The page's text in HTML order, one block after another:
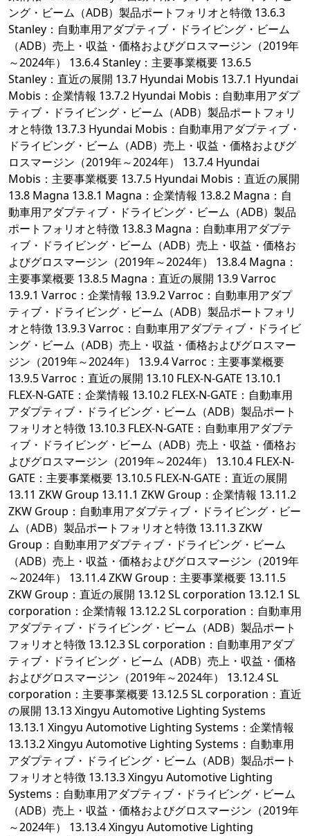
ング・ビーム（ADB）製品ポートフォリオと特徴 13.6.3
Stanley：自動車用アダプティブ・ドライビング・ビーム
（ADB）売上・収益・価格およびグロスマージン（2019年
～2024年） 13.6.4 Stanley：主要事業概要 13.6.5
Stanley：直近の展開 13.7 Hyundai Mobis 13.7.1 Hyundai
Mobis：企業情報 13.7.2 Hyundai Mobis：自動車用アダプ
ティブ・ドライビング・ビーム（ADB）製品ポートフォリ
オと特徴 13.7.3 Hyundai Mobis：自動車用アダプティブ・
ドライビング・ビーム（ADB）売上・収益・価格およびグ
ロスマージン（2019年～2024年） 13.7.4 Hyundai
Mobis：主要事業概要 13.7.5 Hyundai Mobis：直近の展開
13.8 Magna 13.8.1 Magna：企業情報 13.8.2 Magna：自
動車用アダプティブ・ドライビング・ビーム（ADB）製品
ポートフォリオと特徴 13.8.3 Magna：自動車用アダプテ
ィブ・ドライビング・ビーム（ADB）売上・収益・価格お
よびグロスマージン（2019年～2024年） 13.8.4 Magna：
主要事業概要 13.8.5 Magna：直近の展開 13.9 Varroc
13.9.1 Varroc：企業情報 13.9.2 Varroc：自動車用アダプ
ティブ・ドライビング・ビーム（ADB）製品ポートフォリ
オと特徴 13.9.3 Varroc：自動車用アダプティブ・ドライビ
ング・ビーム（ADB）売上・収益・価格およびグロスマー
ジン（2019年～2024年） 13.9.4 Varroc：主要事業概要
13.9.5 Varroc：直近の展開 13.10 FLEX-N-GATE 13.10.1
FLEX-N-GATE：企業情報 13.10.2 FLEX-N-GATE：自動車用
アダプティブ・ドライビング・ビーム（ADB）製品ポート
フォリオと特徴 13.10.3 FLEX-N-GATE：自動車用アダプテ
ィブ・ドライビング・ビーム（ADB）売上・収益・価格お
よびグロスマージン（2019年～2024年） 13.10.4 FLEX-N-
GATE：主要事業概要 13.10.5 FLEX-N-GATE：直近の展開
13.11 ZKW Group 13.11.1 ZKW Group：企業情報 13.11.2
ZKW Group：自動車用アダプティブ・ドライビング・ビー
ム（ADB）製品ポートフォリオと特徴 13.11.3 ZKW
Group：自動車用アダプティブ・ドライビング・ビーム
（ADB）売上・収益・価格およびグロスマージン（2019年
～2024年） 13.11.4 ZKW Group：主要事業概要 13.11.5
ZKW Group：直近の展開 13.12 SL corporation 13.12.1 SL
corporation：企業情報 13.12.2 SL corporation：自動車用
アダプティブ・ドライビング・ビーム（ADB）製品ポート
フォリオと特徴 13.12.3 SL corporation：自動車用アダプ
ティブ・ドライビング・ビーム（ADB）売上・収益・価格
およびグロスマージン（2019年～2024年） 13.12.4 SL
corporation：主要事業概要 13.12.5 SL corporation：直近
の展開 13.13 Xingyu Automotive Lighting Systems
13.13.1 Xingyu Automotive Lighting Systems：企業情報
13.13.2 Xingyu Automotive Lighting Systems：自動車用
アダプティブ・ドライビング・ビーム（ADB）製品ポート
フォリオと特徴 13.13.3 Xingyu Automotive Lighting
Systems：自動車用アダプティブ・ドライビング・ビーム
（ADB）売上・収益・価格およびグロスマージン（2019年
～2024年） 13.13.4 Xingyu Automotive Lighting